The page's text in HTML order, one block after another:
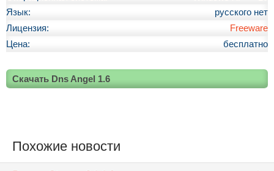
Язык:
русского нет
Лицензия:
Freeware
Цена:
бесплатно
Скачать Dns Angel 1.6
Похожие новости